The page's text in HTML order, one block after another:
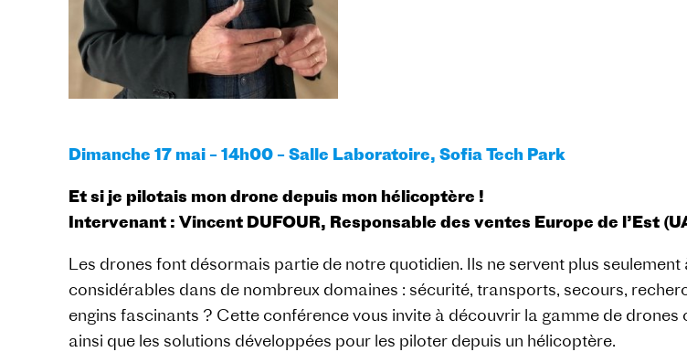
Dimanche 17 mai – 14h00 – Salle Laboratoire, Sofia Tech Park
Et si je pilotais mon drone depuis mon hélicoptère !
Intervenant : Vincent DUFOUR, Responsable des ventes Europe de l’Est
Les drones font désormais partie de notre quotidien. Ils ne servent plus
considérables dans de nombreux domaines : sécurité, transports, secours,
engins fascinants ? Cette conférence vous invite à découvrir la gamme de
ainsi que les solutions développées pour les piloter depuis un hélicoptère.